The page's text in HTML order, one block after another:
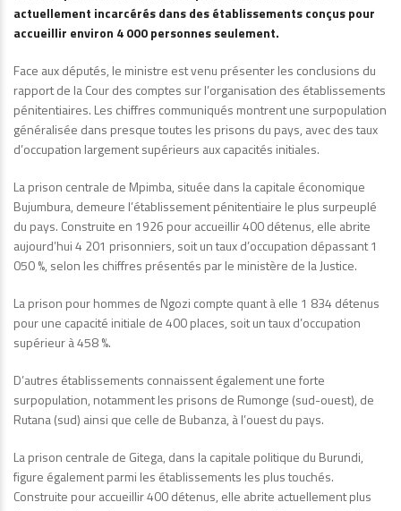
actuellement incarcérés dans des établissements conçus pour
accueillir environ 4 000 personnes seulement.
Face aux députés, le ministre est venu présenter les conclusions du
rapport de la Cour des comptes sur l’organisation des établissements
pénitentiaires. Les chiffres communiqués montrent une surpopulation
généralisée dans presque toutes les prisons du pays, avec des taux
d’occupation largement supérieurs aux capacités initiales.
La prison centrale de Mpimba, située dans la capitale économique
Bujumbura, demeure l’établissement pénitentiaire le plus surpeuplé
du pays. Construite en 1926 pour accueillir 400 détenus, elle abrite
aujourd’hui 4 201 prisonniers, soit un taux d’occupation dépassant 1
050 %, selon les chiffres présentés par le ministère de la Justice.
La prison pour hommes de Ngozi compte quant à elle 1 834 détenus
pour une capacité initiale de 400 places, soit un taux d’occupation
supérieur à 458 %.
D’autres établissements connaissent également une forte
surpopulation, notamment les prisons de Rumonge (sud-ouest), de
Rutana (sud) ainsi que celle de Bubanza, à l’ouest du pays.
La prison centrale de Gitega, dans la capitale politique du Burundi,
figure également parmi les établissements les plus touchés.
Construite pour accueillir 400 détenus, elle abrite actuellement plus